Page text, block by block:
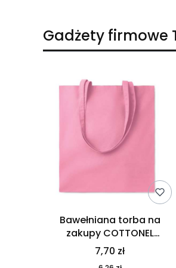
Gadżety firmowe
Bawełniana torba na
zakupy COTTONEL
COLOUR++ MO9846-11
7,70 zł